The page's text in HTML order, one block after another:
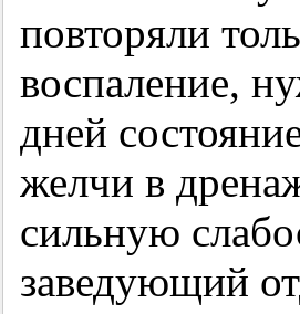
повторяли
воспаление,
дней
желчи в
сильную
заведующий